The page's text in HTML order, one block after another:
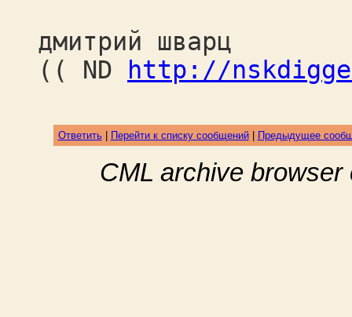
дмитрий шварц
(( ND
http://
Ответить| Перейти к списку сообщений| Предыдущее
CML archive